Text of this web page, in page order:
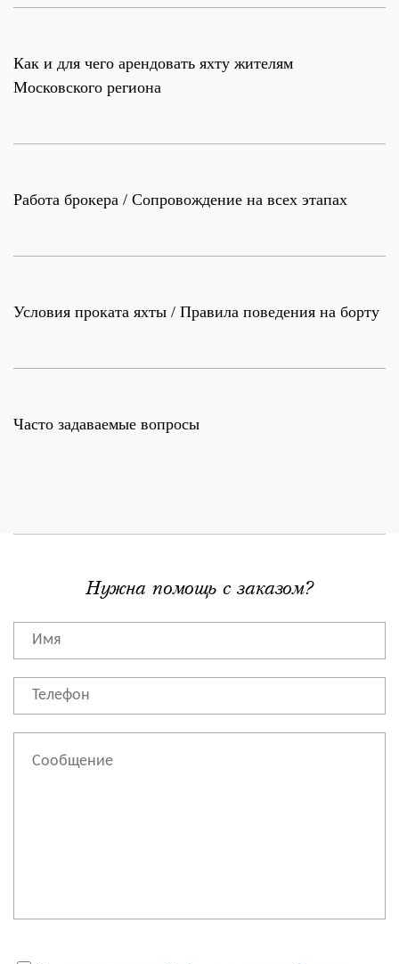
Как и для чего арендовать яхту жителям
Московского региона
Работа брокера / Сопровождение на всех этапах
Условия проката яхты / Правила поведения на борту
Часто задаваемые вопросы
Нужна помощь с заказом?